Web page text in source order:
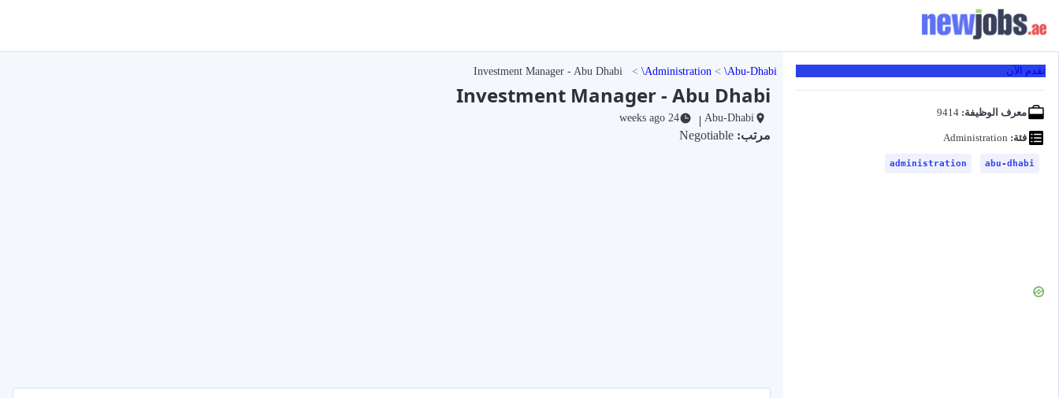
تقدم الآن
معرف الوظيفة:
فئة:
abu-dhabi
administration
Abu-Dhabi
Administration
Investment Manager - Abu Dhabi
Investment Manager - Abu Dhabi
Abu-Dhabi
|
24 weeks ago
مرتب: